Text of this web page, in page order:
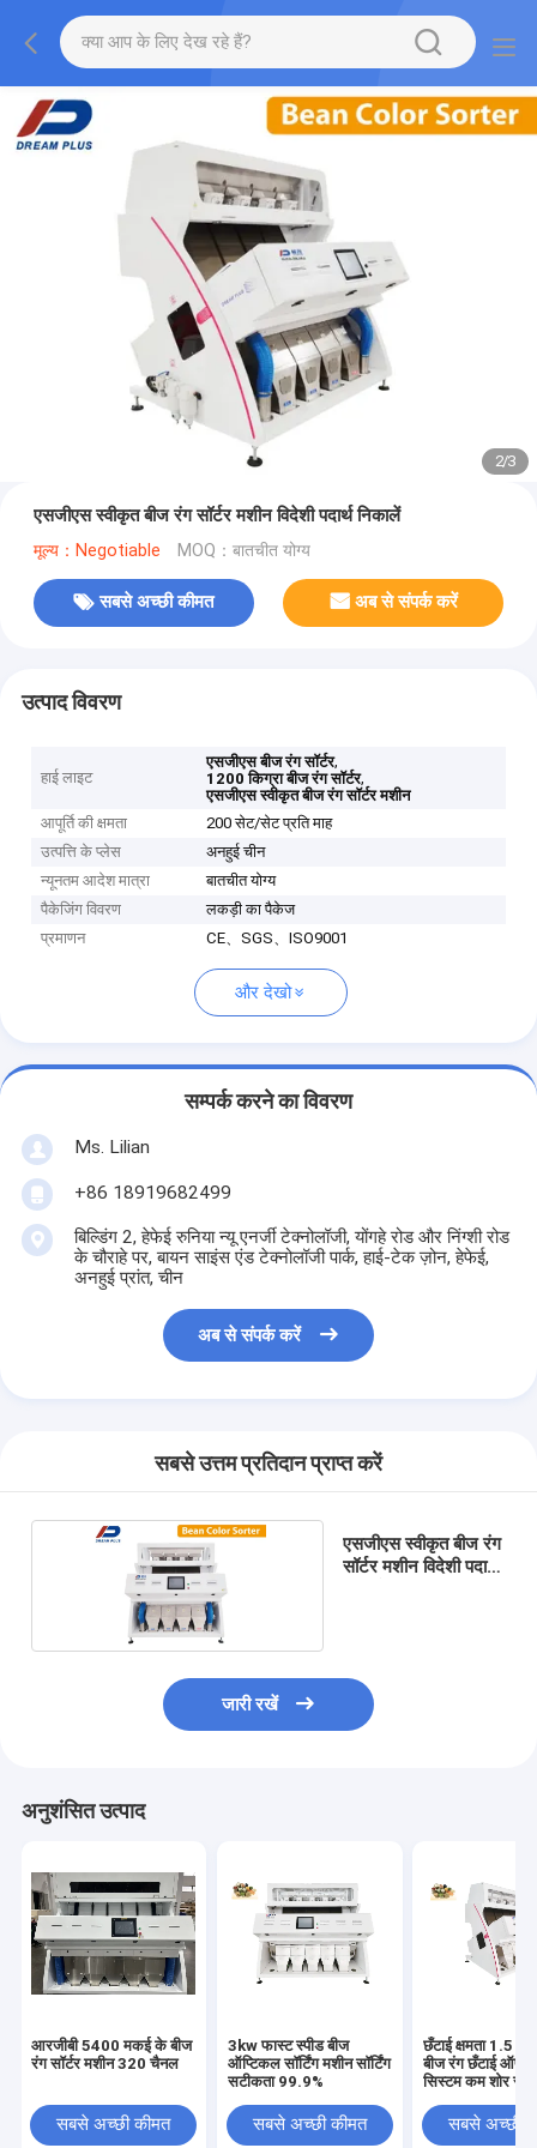
2/3
एसजीएस स्वीकृत बीज रंग सॉर्टर मशीन विदेशी पदार्थ निकालें
मूल्य：Negotiable MOQ：बातचीत योग्य
सबसे अच्छी कीमत अब से संपर्क करें
उत्पाद विवरण
हाई लाइट
एसजीएस बीज रंग सॉर्टर,
1200 किग्रा बीज रंग सॉर्टर,
एसजीएस स्वीकृत बीज रंग सॉर्टर मशीन
आपूर्ति की क्षमता
200 सेट/सेट प्रति माह
उत्पत्ति के प्लेस
अनहुई चीन
न्यूनतम आदेश मात्रा
बातचीत योग्य
पैकेजिंग विवरण
लकड़ी का पैकेज
प्रमाणन
CE、SGS、ISO9001
और देखो
सम्पर्क करने का विवरण
Ms. Lilian
+86 18919682499
बिल्डिंग 2, हेफेई रुनिया न्यू एनर्जी टेक्नोलॉजी, योंगहे रोड और निंग्शी रोड
के चौराहे पर, बायन साइंस एंड टेक्नोलॉजी पार्क, हाई-टेक ज़ोन, हेफेई,
अनहुई प्रांत, चीन
अब से संपर्क करें
सबसे उत्तम प्रतिदान प्राप्त करें
एसजीएस स्वीकृत बीज रंग
सॉर्टर मशीन विदेशी पदार्थ
जारी रखें
अनुशंसित उत्पाद
आरजीबी 5400 मकई के बीज
रंग सॉर्टर मशीन 320 चैनल
सबसे अच्छी कीमत
3kw फास्ट स्पीड बीज
ऑप्टिकल सॉर्टिंग मशीन सॉर्टिंग
सटीकता 99.9%
सबसे अच्छी कीमत
छँटाई क्षमता 1.5 -
बीज रंग छँटाई
सिस्टम कम शोर स्तर
सबसे अच्छी